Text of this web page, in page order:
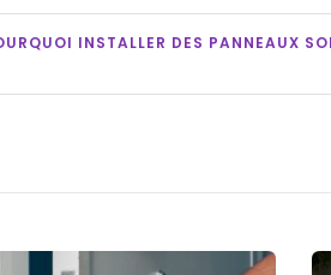
INSTALLER DES PANNEAUX